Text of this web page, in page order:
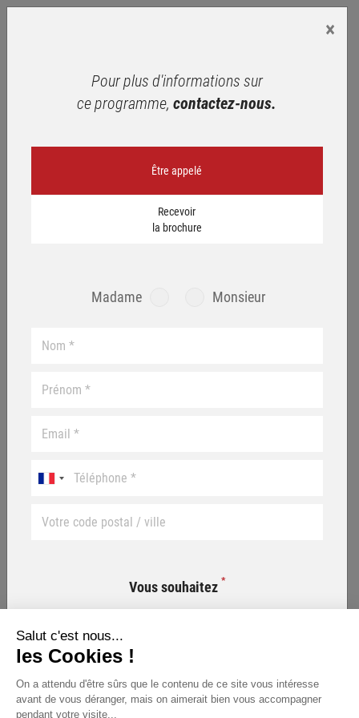
×
Pour plus d'informations sur
ce programme,contactez-nous.
Être appelé
Recevoir
la brochure
Madame Monsieur
Vous souhaitez *
Investir
Salut c'est nous...
les Cookies !
On a attendu d'être sûrs que le contenu de ce site vous intéresse
avant de vous déranger, mais on aimerait bien vous accompagner
pendant votre visite...